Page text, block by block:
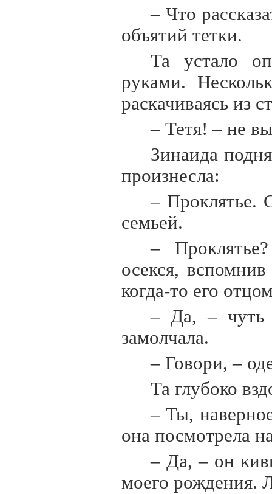
– Что
объятий тетки.
Та устало
руками.
раскачиваясь из
– Тетя! – не
Зинаида
произнесла:
– Проклятье.
семьей.
–
осекся,
когда-то его
– Да, – чуть
замолчала.
– Говори, –
Та глубоко
– Ты,
она посмотрела
– Да, – он
моего рождения.